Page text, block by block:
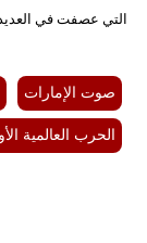
التي عصفت في
صوت الإمارات
الحرب العالمية